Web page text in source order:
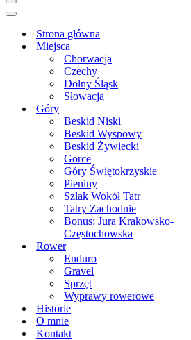
Menu
nawigacji
Menu
nawigacjiStrona główna
Miejsca
Chorwacja
Czechy
Dolny Śląsk
Słowacja
Góry
Beskid Niski
Beskid Wyspowy
Beskid Żywiecki
Gorce
Góry Świętokrzyskie
Pieniny
Szlak Wokół Tatr
Tatry Zachodnie
Bonus: Jura Krakowsko-
Częstochowska
Rower
Enduro
Gravel
Sprzęt
Wyprawy rowerowe
Historie
O mnie
Kontakt